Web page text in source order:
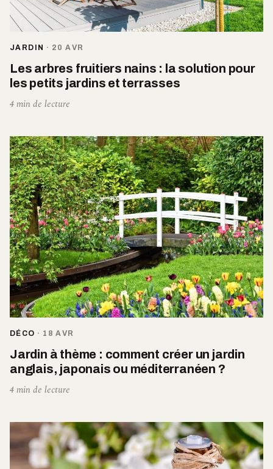
JARDIN · 20 AVR
Les arbres fruitiers nains : la solution pour
les petits jardins et terrasses
4 min de lecture
DÉCO · 18 AVR
Jardin à thème : comment créer un jardin
anglais, japonais ou méditerranéen ?
4 min de lecture